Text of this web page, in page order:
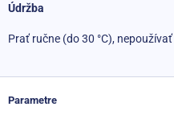
Údržba
Prať ručne (do 30 °C),
Parametre